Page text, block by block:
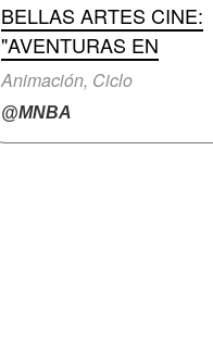
BELLAS ARTES CINE:
"AVENTURAS EN
Animación, Ciclo
@MNBA